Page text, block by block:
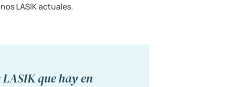
LASIK actuales.
que hay en